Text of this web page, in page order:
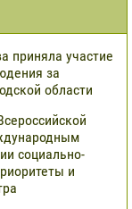
приняла участие
за
области
социально-
и